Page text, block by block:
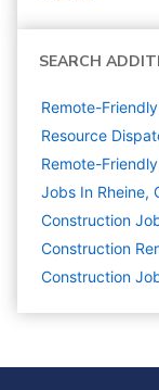
SEARCH
Remote-
Resource
Remote-
Jobs In Rheine,
Construction
Construction
Construction